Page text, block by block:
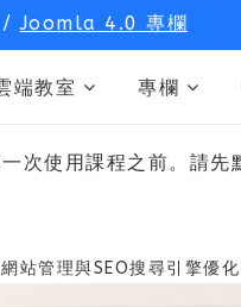
/Joomla 4.0 專欄
端教室 專欄
次使用課程之前。請先
網站管理與SEO搜尋引擎優化